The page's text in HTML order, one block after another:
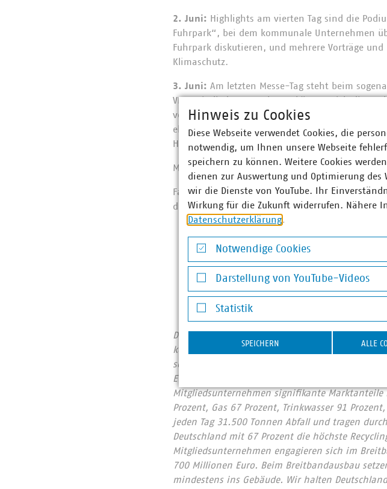
2. Juni: Highlights am vierten Tag sind die
Fuhrpark“, bei dem kommunale Unternehmen
Fuhrpark diskutieren, und mehrere Vorträge
Klimaschutz.
3. Juni: Am letzten Messe-Tag steht beim
VKU-Mitgliedsunternehmen können sich die
verwertung, der Stadtsauberkeit, der
ehemaligen Azubis, die heute Werkstattleiter,
Herausforderungen und Erfolge in der
Mehr zum VKU-Programm auf der IFAT finden Sie
Falls Sie ergänzende Informationen haben
das VKU-Presseteam (Kontaktdaten siehe
Der Verband kommunaler Unternehmen e. V.
kommunalwirtschaftliche Unternehmen in den
sowie Telekommunikation. Mit rund 283.000
Euro erwirtschaftet und mehr als 13 Milliarden
Mitgliedsunternehmen signifikante
Prozent, Gas 67 Prozent, Trinkwasser 91
jeden Tag 31.500 Tonnen Abfall und tragen
Deutschland mit 67 Prozent die höchste
Mitgliedsunternehmen engagieren sich im
700 Millionen Euro. Beim Breitbandausbau
mindestens ins Gebäude. Wir halten
Hinweis zu Cookies
Diese Webseite verwendet Cookies, die
notwendig, um Ihnen unsere Webseite
speichern zu können. Weitere Cookies
dienen zur Auswertung und Optimierung des
wir die Dienste von YouTube. Ihr
Wirkung für die Zukunft widerrufen. Nähere
Datenschutzerklärung.
Notwendige Cookies
Notwendige Cookies
Darstellung von YouTube-Videos
Darstellung von YouTube-Videos
Statistik
Statistik
SPEICHERN ALLE